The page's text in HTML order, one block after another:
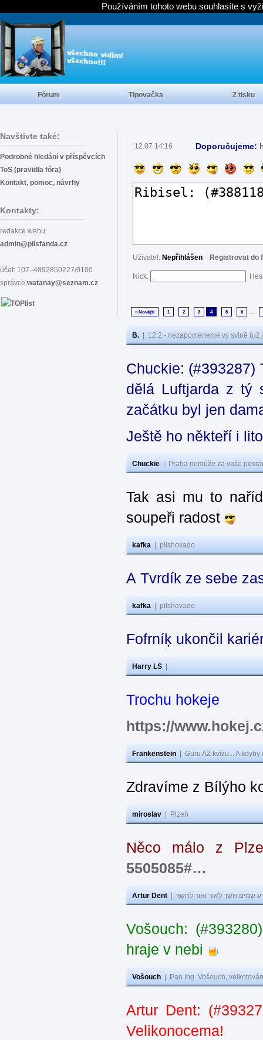
Navštivte také:
Podrobné hledání v příspěvcích
ToS (pravidla fóra)
Kontakt, pomoc, návrhy
Kontakty:
redakce webu:
admin@pilsfanda.cz
účet: 107–4892850227/0100
správce:watanay@seznam.cz
12.07 14:16 Doporučujeme:
Uživatel: Nepřihlášen Registrovat do
Nick:
« Novější 1 2 3 4 5 6 ...
B. 12:2 - nezapomeneme vy svině
Chuckie: (#393287)
dělá Luftjarda z tý
začátku byl jen
Ještě ho někteří i
Chuckie Praha nemůže za vaše
Tak asi mu to
soupeři radost
kafka pilshovado
A Tvrdík ze sebe
kafka pilshovado
Fofrníķ ukončil
Harry LS
Trochu hokeje
https://
Frankenstein Guru AZ kvízu... A
Zdravíme z Bílýho
miroslav Plzeň
Něco málo z
5505085#…
Artur Dent שָׂמִים חֹשֶׁךְ לְאוֹר וְאוֹר לְחֹשֶׁךְ
Vošouch:
hraje v nebi
Vošouch Pan Ing. Vošouch,
Artur Dent:
Velikonocema!
Fórum Tipovačka Z tisku
Používáním tohoto webu souhlasíte s